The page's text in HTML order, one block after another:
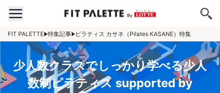
FIT PALETTE 特集記事 ピラティス カサネ（Pilates KASANE）特集
少人数クラスでしっかり学べる少人
数制ピラティス supported by